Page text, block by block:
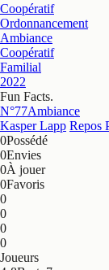
Coopératif
Ordonnancement
Ambiance
Coopératif
Familial
2022
Fun Facts.
N°77Ambiance
Kasper Lapp Repos
0Possédé
0Envies
0À jouer
0Favoris
0
0
0
0
Joueurs